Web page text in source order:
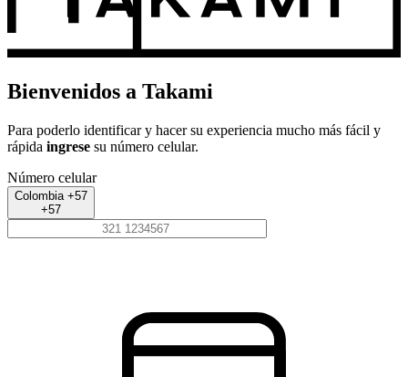
Bienvenidos a Takami
Para poderlo identificar y hacer su experiencia mucho más fácil y
rápida ingrese su número celular.
Número celular
Colombia +57
+57